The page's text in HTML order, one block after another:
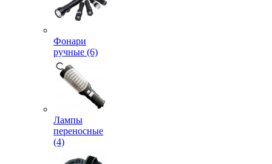
Фонари
ручные (6)
Лампы
переносные
(4)